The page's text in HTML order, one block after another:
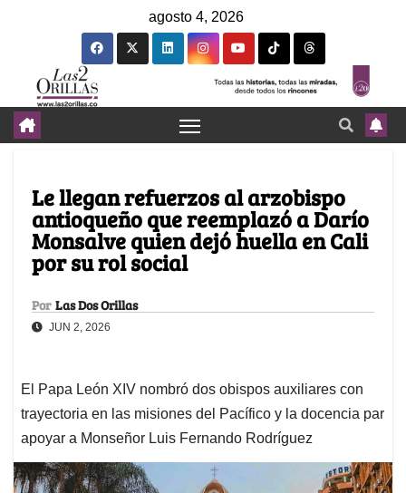
agosto 4, 2026
Le llegan refuerzos al arzobispo
antioqueño que reemplazó a Darío
Monsalve quien dejó huella en Cali
por su rol social
Por Las Dos Orillas
JUN 2, 2026
El Papa León XIV nombró dos obispos auxiliares con
trayectoria en las misiones del Pacífico y la docencia par
apoyar a Monseñor Luis Fernando Rodríguez